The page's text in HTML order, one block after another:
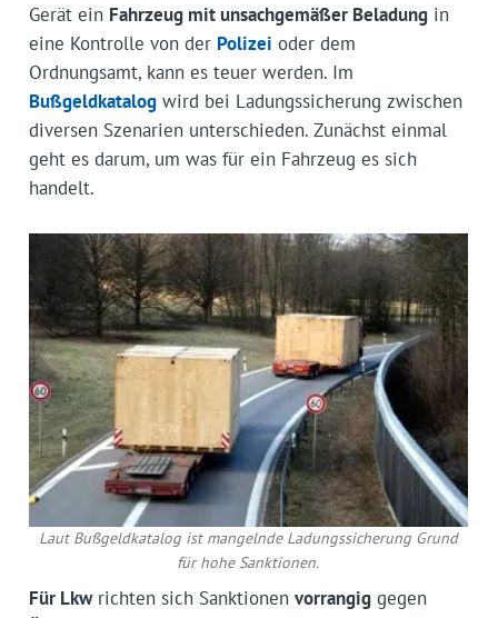
Gerät ein Fahrzeug mit unsachgemäßer Beladungin
eine Kontrolle von der Polizei oder dem
Ordnungsamt, kann es teuer werden. Im
Bußgeldkatalogwird bei Ladungssicherung zwischen
diversen Szenarien unterschieden. Zunächst einmal
geht es darum, um was für ein Fahrzeug es sich
handelt.
Laut Bußgeldkatalog ist mangelnde Ladungssicherung Grund
für hohe Sanktionen.
Für Lkwrichten sich Sanktionen vorrangiggegen